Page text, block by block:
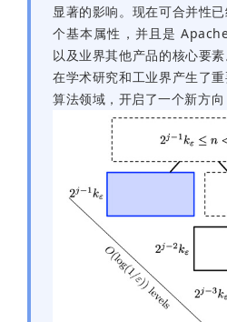
显著的影响。现在可合并性
个基本属性，并且是
以及业界其他产品的核心要
在学术研究和工业界产生了
算法领域，开启了一个新方向